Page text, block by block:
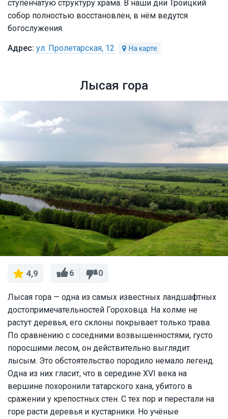
ступенчатую структуру храма. В наши дни Троицкий
собор полностью восстановлен, в нём ведутся
богослужения.
ул. Пролетарская, 12
Лысая гора
4,9 6 0
Лысая гора — одна из самых известных ландшафтных
достопримечательностей Гороховца. На холме не
растут деревья, его склоны покрывает только трава.
По сравнению с соседними возвышенностями, густо
поросшими лесом, он действительно выглядит
лысым. Это обстоятельство породило немало легенд.
Одна из них гласит, что в середине XVI века на
вершине похоронили татарского хана, убитого в
сражении у крепостных стен. С тех пор и перестали на
горе расти деревья и кустарники. Но учёные